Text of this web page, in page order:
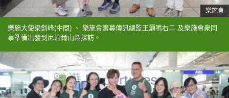
樂施會
樂施大使梁釗峰(中間) 、 樂施會籌募傳訊總監王灝鳴右二 及樂施會衆同
事準備出發到尼泊爾山區探訪。